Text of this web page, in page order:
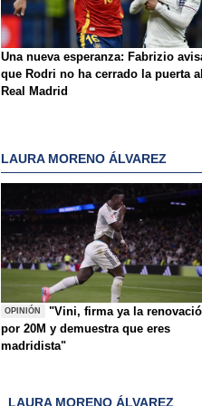
Una nueva esperanza: Fabrizio
que Rodri no ha cerrado la puerta
Real Madrid
LAURA MORENO ÁLVAREZ
OPINIÓN
"Vini, firma ya la
por 20M y demuestra que eres
madridista"
LAURA MORENO ÁLVAREZ